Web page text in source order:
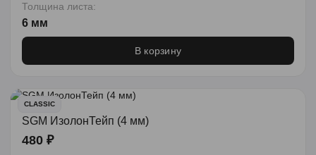
Толщина листа:
6 мм
В корзину
CLASSIC
SGM ИзолонТейп (4 мм)
480 ₽